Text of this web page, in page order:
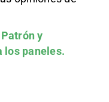
y
los paneles.